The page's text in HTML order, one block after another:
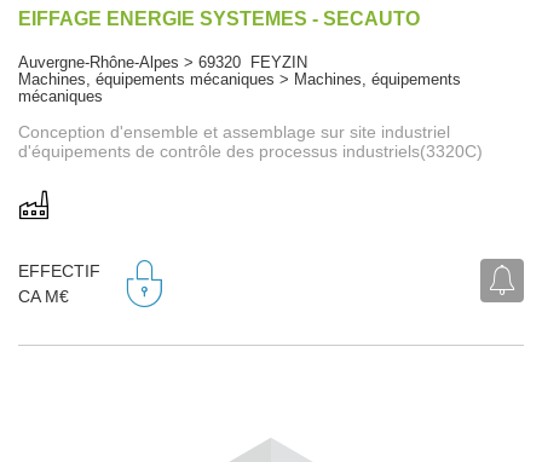
EIFFAGE ENERGIE SYSTEMES - SECAUTO
Auvergne-Rhône-Alpes > 69320 FEYZIN
Machines, équipements mécaniques > Machines, équipements
mécaniques
Conception d'ensemble et assemblage sur site industriel
d'équipements de contrôle des processus industriels(3320C)
EFFECTIF
CA M€